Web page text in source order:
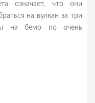
означает, что они
на вулкан за три
на бемо по очень